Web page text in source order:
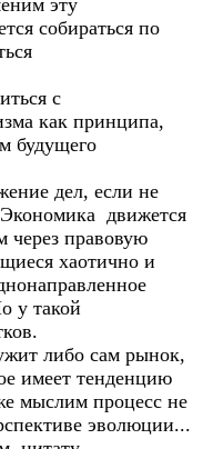
эту
собираться по
с
как принципа,
будущего
дел, если не
Экономика движется
через правовую
хаотично и
у такой
либо сам рынок,
имеет тенденцию
мыслим процесс не
эволюции...